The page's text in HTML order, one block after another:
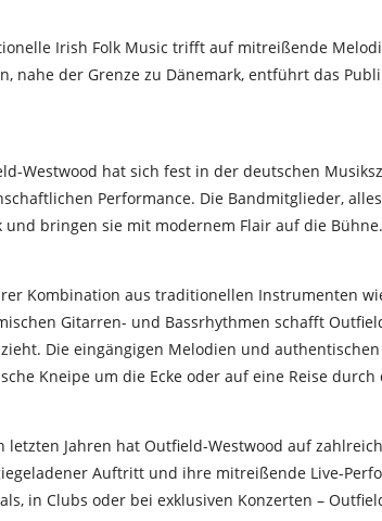
Irish Folk Music trifft auf mitreißende
nahe der Grenze zu Dänemark, entführt das
Westwood hat sich fest in der deutschen
Performance. Die Bandmitglieder,
und bringen sie mit modernem Flair auf die Bühne.
Kombination aus traditionellen Instrumenten
Gitarren- und Bassrhythmen schafft
Die eingängigen Melodien und
Kneipe um die Ecke oder auf eine Reise
letzten Jahren hat Outfield-Westwood auf
Auftritt und ihre mitreißende Live-
in Clubs oder bei exklusiven Konzerten –